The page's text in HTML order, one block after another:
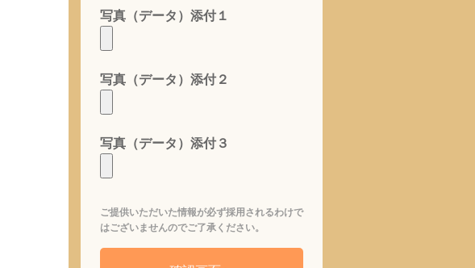
写真（データ）添付１
写真（データ）添付２
写真（データ）添付３
ご提供いただいた情報が必ず採用されるわけで
はございませんのでご了承ください。